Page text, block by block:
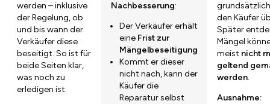
werden – inklusive
der Regelung, ob
und bis wann der
Verkäufer diese
beseitigt. So ist für
beide Seiten klar,
was noch zu
erledigen ist.
Nachbesserung:
Der Verkäufer erhält
eine Frist zur
Mängelbeseitigung
Kommt er dieser
nicht nach, kann der
Käufer die
Reparatur selbst
den Käufer
Später
Mängel
meist nicht
geltend
werden.
Ausnahme: